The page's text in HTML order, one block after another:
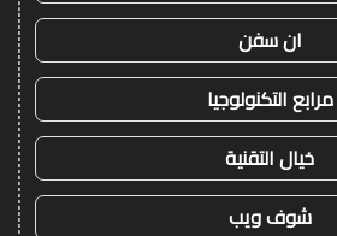
ان سفن
مرابع التكنولوجيا
خيال التقنية
شوف ويب